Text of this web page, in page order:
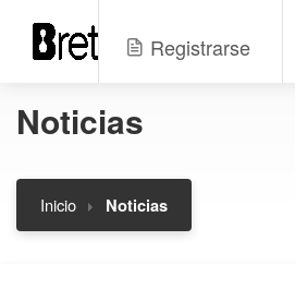
Registrarse
Noticias
Inicio Noticias